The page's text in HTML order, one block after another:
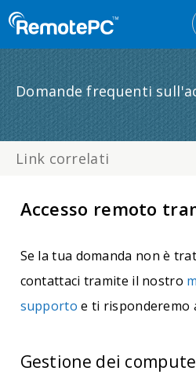
Domande frequenti
Link correlati
Accesso remoto
Se la tua domanda non è
contattaci tramite il nostro
supporto e ti risponderemo
Gestione dei